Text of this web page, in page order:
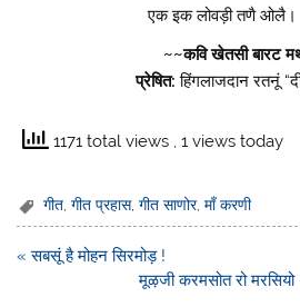
एक इक लोवड़ी तणै
~~कवि खेतसी बारट
प्रेषित: हिंगलाजदान रतनूं
1171 total views , 1 views today
गीत ,गीत प्रहास,गीत साणोर,माँ करणी
Post
« सबसूं है मोहन सिरमोड़ !
मूऴजी करमसोत रो